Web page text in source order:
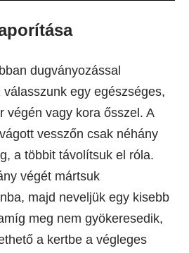
dugványozással
egy egészséges,
végén vagy kora ősszel. A
vesszőn csak néhány
a többit távolítsuk el róla.
végét mártsuk
majd neveljük egy kisebb
meg nem gyökeresedik,
a kertbe a végleges